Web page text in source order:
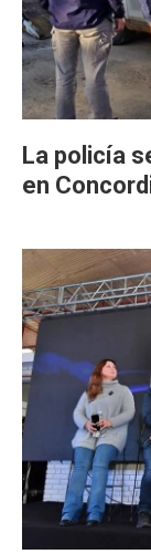
La policía
en